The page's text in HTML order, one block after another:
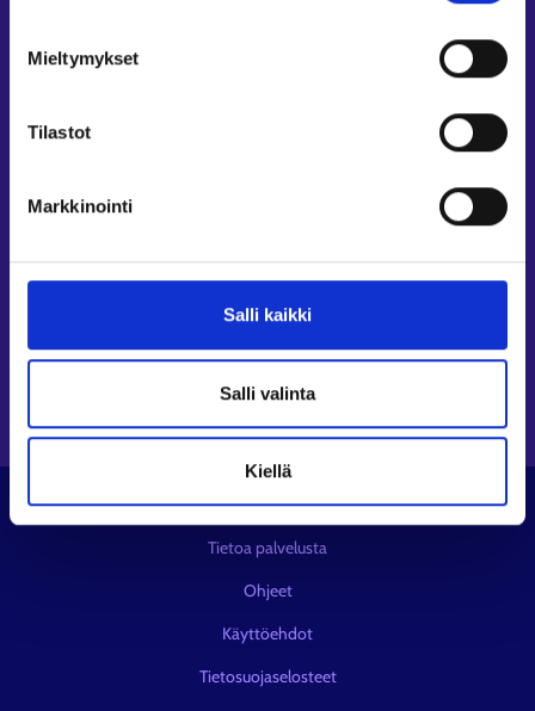
Mieltymykset
Tilastot
Markkinointi
Salli kaikki
Salli valinta
Kiellä
Osaamispolku⁠
Seuraa meitä
LinkedIn⁠
Youtube⁠
© KEHA-keskus
Tietoa palvelusta
Ohjeet
Käyttöehdot
Tietosuojaselosteet